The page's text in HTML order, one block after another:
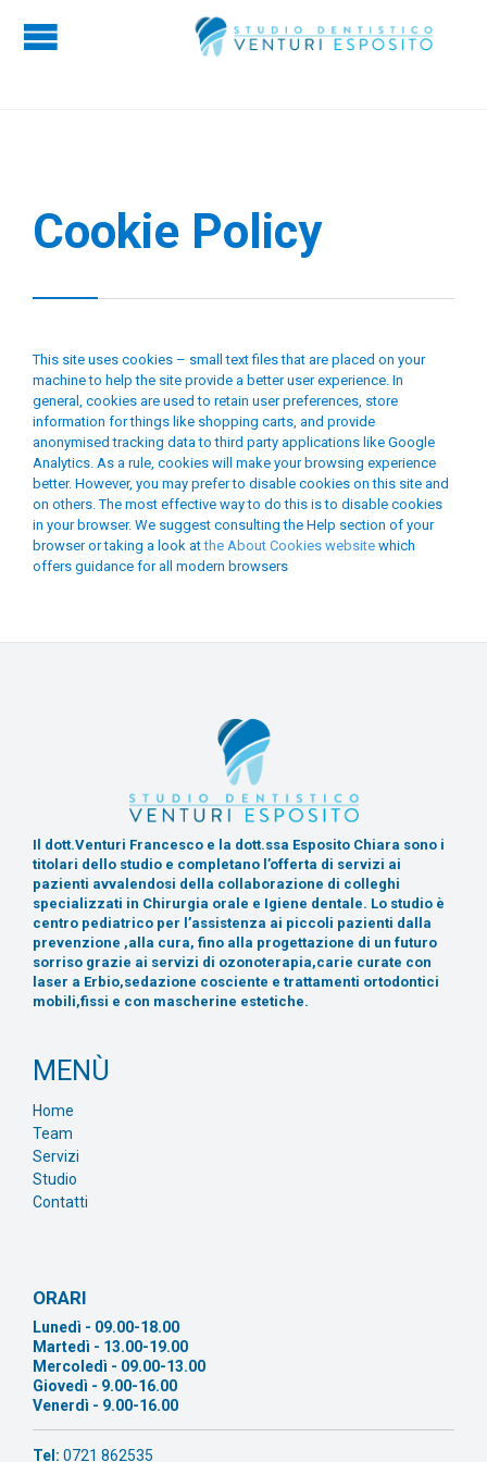
Cookie Policy
This site uses cookies – small text files that are placed on your
machine to help the site provide a better user experience. In
general, cookies are used to retain user preferences, store
information for things like shopping carts, and provide
anonymised tracking data to third party applications like Google
Analytics. As a rule, cookies will make your browsing experience
better. However, you may prefer to disable cookies on this site and
on others. The most effective way to do this is to disable cookies
in your browser. We suggest consulting the Help section of your
browser or taking a look atthe About Cookies website which
offers guidance for all modern browsers
Il dott.Venturi Francesco e la dott.ssa Esposito Chiara sono i
titolari dello studio e completano l’offerta di servizi ai
pazienti avvalendosi della collaborazione di colleghi
specializzati in Chirurgia orale e Igiene dentale. Lo studio è
centro pediatrico per l’assistenza ai piccoli pazienti dalla
prevenzione ,alla cura, fino alla progettazione di un futuro
sorriso grazie ai servizi di ozonoterapia,carie curate con
laser a Erbio,sedazione cosciente e trattamenti ortodontici
mobili,fissi e con mascherine estetiche.
MENÙ
Home
Team
Servizi
Studio
Contatti
ORARI
Lunedì - 09.00-18.00
Martedì - 13.00-19.00
Mercoledì - 09.00-13.00
Giovedì - 9.00-16.00
Venerdì - 9.00-16.00
Tel: 0721 862535